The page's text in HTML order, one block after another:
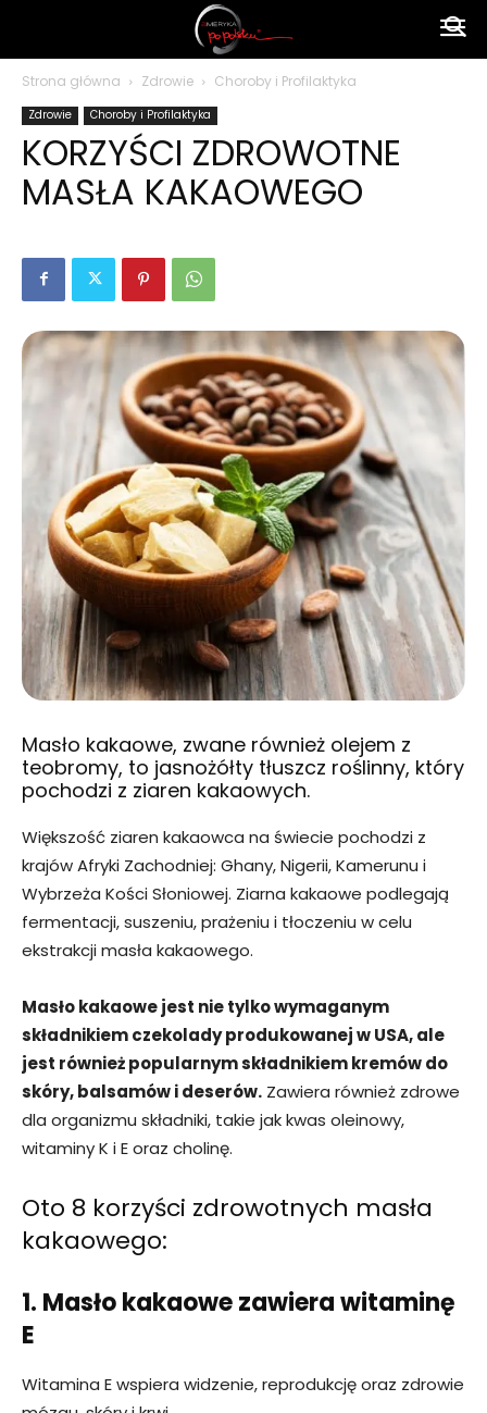
Strona główna Zdrowie Choroby i Profilaktyka
Zdrowie Choroby i Profilaktyka
KORZYŚCI ZDROWOTNE
MASŁA KAKAOWEGO
Masło kakaowe, zwane również olejem z
teobromy, to jasnożółty tłuszcz roślinny, który
pochodzi z ziaren kakaowych.
Większość ziaren kakaowca na świecie pochodzi z
krajów Afryki Zachodniej: Ghany, Nigerii, Kamerunu i
Wybrzeża Kości Słoniowej. Ziarna kakaowe podlegają
fermentacji, suszeniu, prażeniu i tłoczeniu w celu
ekstrakcji masła kakaowego.
Masło kakaowe jest nie tylko wymaganym
składnikiem czekolady produkowanej w USA, ale
jest również popularnym składnikiem kremów do
skóry, balsamów i deserów. Zawiera również zdrowe
dla organizmu składniki, takie jak kwas oleinowy,
witaminy K i E oraz cholinę.
Oto 8 korzyści zdrowotnych masła
kakaowego:
1. Masło kakaowe zawiera witaminę
E
Witamina E wspiera widzenie, reprodukcję oraz zdrowie